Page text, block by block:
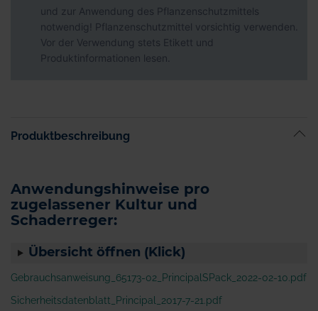
und zur Anwendung des Pflanzenschutzmittels
notwendig! Pflanzenschutzmittel vorsichtig verwenden.
Vor der Verwendung stets Etikett und
Produktinformationen lesen.
Produktbeschreibung
Anwendungshinweise pro
zugelassener Kultur und
Schaderreger:
Übersicht öffnen (Klick)
Gebrauchsanweisung_65173-02_PrincipalSPack_2022-02-10.pdf
Sicherheitsdatenblatt_Principal_2017-7-21.pdf